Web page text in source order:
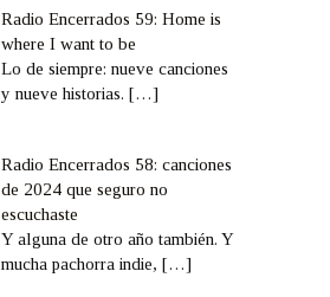
Radio Encerrados 59: Home is
where I want to be
Lo de siempre: nueve canciones
y nueve historias.[…]
Radio Encerrados 58: canciones
de 2024 que seguro no
escuchaste
Y alguna de otro año también. Y
mucha pachorra indie,[…]